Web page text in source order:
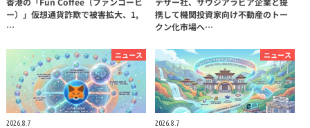
ー）」仮想通貨詐欺で被害拡大、1,
…
携して機関投資家向け不動産のトー
クン化市場へ…
ニュース
2026.8.7
ニュース
2026.8.7